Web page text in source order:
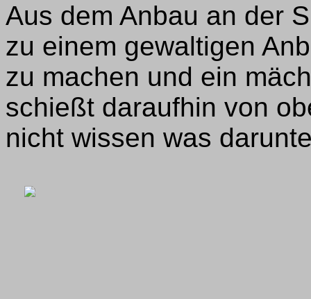
Aus dem Anbau an der
zu einem gewaltigen
zu machen und ein
schießt daraufhin von
nicht wissen was